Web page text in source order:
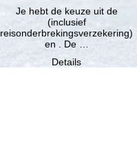
Je hebt de keuze uit de
(inclusief
reisonderbrekingsverzekering)
en . De …
Details